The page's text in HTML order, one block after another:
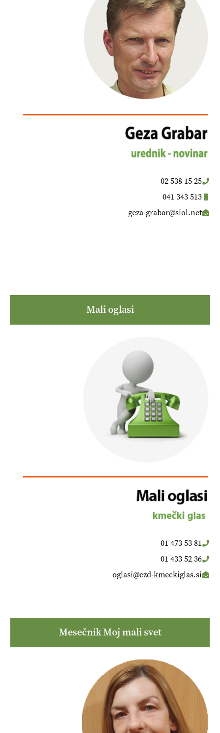
02 538 15 25
041 343 513
geza-grabar@siol.net
Mali oglasi
01 473 53 81
01 433 52 36
oglasi@czd-kmeckiglas.si
Mesečnik Moj mali svet